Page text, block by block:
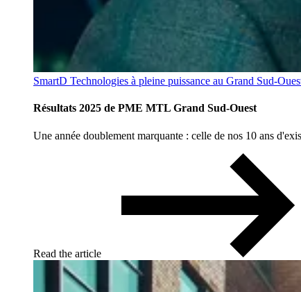
SmartD Technologies à pleine puissance au Grand Sud-
Résultats 2025 de PME MTL Grand Sud-Ouest
Une année doublement marquante : celle de nos 10 ans
Read the article